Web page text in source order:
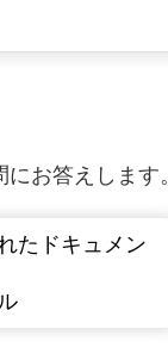
お答えします。
たドキュメン